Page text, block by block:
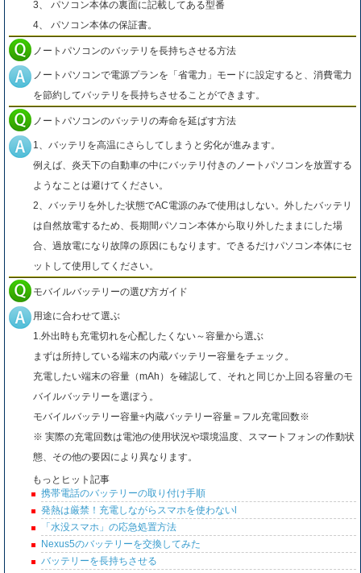
3、 パソコン本体の裏面に記載してある型番
4、 パソコン本体の保証書。
ノートパソコンのバッテリを長持ちさせる方法
ノートパソコンで電源プランを「省電力」モードに設定すると、消費電力
を節約してバッテリを長持ちさせることができます。
ノートパソコンのバッテリの寿命を延ばす方法
1、バッテリを高温にさらしてしまうと劣化が進みます。
例えば、炎天下の自動車の中にバッテリ付きのノートパソコンを放置する
ようなことは避けてください。
2、バッテリを外した状態でAC電源のみで使用はしない。外したバッテリ
は自然放電するため、長期間パソコン本体から取り外したままにした場
合、過放電になり故障の原因にもなります。できるだけパソコン本体にセ
ットして使用してください。
モバイルバッテリーの選び方ガイド
用途に合わせて選ぶ
1.外出時も充電切れを心配したくない～容量から選ぶ
まずは所持している端末の内蔵バッテリー容量をチェック。
充電したい端末の容量（mAh）を確認して、それと同じか上回る容量のモ
バイルバッテリーを選ぼう。
モバイルバッテリー容量÷内蔵バッテリー容量＝フル充電回数※
※ 実際の充電回数は電池の使用状況や環境温度、スマートフォンの作動状
態、その他の要因により異なります。
もっとヒット記事
携帯電話のバッテリーの取り付け手順
発熱は厳禁！充電しながらスマホを使わないl
「水没スマホ」の応急処置方法
Nexus5のバッテリーを交換してみた
バッテリーを長持ちさせる